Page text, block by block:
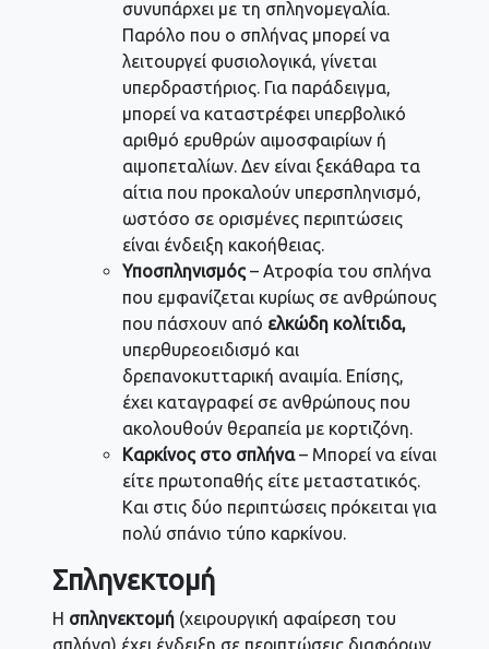
συνυπάρχει με τη σπληνομεγαλία.
Παρόλο που ο σπλήνας μπορεί να
λειτουργεί φυσιολογικά, γίνεται
υπερδραστήριος. Για παράδειγμα,
μπορεί να καταστρέφει υπερβολικό
αριθμό ερυθρών αιμοσφαιρίων ή
αιμοπεταλίων. Δεν είναι ξεκάθαρα τα
αίτια που προκαλούν υπερσπληνισμό,
ωστόσο σε ορισμένες περιπτώσεις
είναι ένδειξη κακοήθειας.
Υποσπληνισμός – Ατροφία του σπλήνα
που εμφανίζεται κυρίως σε ανθρώπους
που πάσχουν από ελκώδη κολίτιδα,
υπερθυρεοειδισμό και
δρεπανοκυτταρική αναιμία. Επίσης,
έχει καταγραφεί σε ανθρώπους που
ακολουθούν θεραπεία με κορτιζόνη.
Καρκίνος στο σπλήνα– Μπορεί να είναι
είτε πρωτοπαθής είτε μεταστατικός.
Και στις δύο περιπτώσεις πρόκειται για
πολύ σπάνιο τύπο καρκίνου.
Σπληνεκτομή
Η σπληνεκτομή (χειρουργική αφαίρεση του
σπλήνα) έχει ένδειξη σε περιπτώσεις διαφόρων